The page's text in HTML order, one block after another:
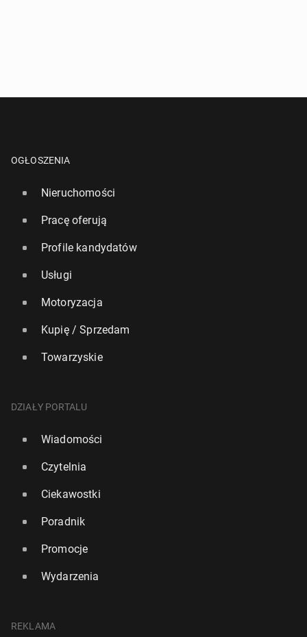
OGŁOSZENIA
Nieruchomości
Pracę oferują
Profile kandydatów
Usługi
Motoryzacja
Kupię / Sprzedam
Towarzyskie
DZIAŁY PORTALU
Wiadomości
Czytelnia
Ciekawostki
Poradnik
Promocje
Wydarzenia
REKLAMA